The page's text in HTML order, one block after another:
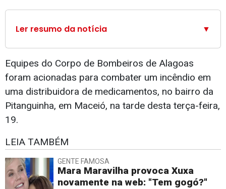
Ler resumo da notícia ▼
Equipes do Corpo de Bombeiros de Alagoas
foram acionadas para combater um incêndio em
uma distribuidora de medicamentos, no bairro da
Pitanguinha, em Maceió, na tarde desta terça-feira,
19.
LEIA TAMBÉM
GENTE FAMOSA
Mara Maravilha provoca Xuxa
novamente na web: "Tem gogó?"